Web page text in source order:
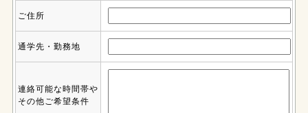
ご住所
通学先・勤務地
連絡可能な時間帯や
その他ご希望条件